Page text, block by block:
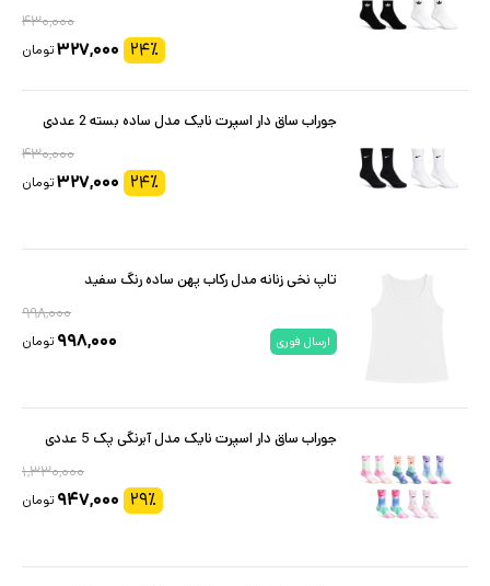
۴۳۰,۰۰۰
۲۴٪ ۳۲۷,۰۰۰تومان
جوراب ساق دار اسپرت نایک مدل ساده بسته 2 عددی
۴۳۰,۰۰۰
۲۴٪ ۳۲۷,۰۰۰تومان
تاپ نخی زنانه مدل رکاب پهن ساده رنگ سفید
۹۹۸,۰۰۰
ارسال فوری ۹۹۸,۰۰۰ تومان
جوراب ساق دار اسپرت نایک مدل آبرنگی پک 5 عددی
۱,۳۳۰,۰۰۰
۲۹٪ ۹۴۷,۰۰۰ تومان